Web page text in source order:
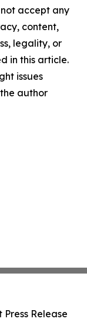
accept any
content,
legality, or
in this article.
issues
author
Press Release